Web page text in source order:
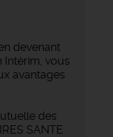
devenant
Intérim, vous
avantages
des
SANTE